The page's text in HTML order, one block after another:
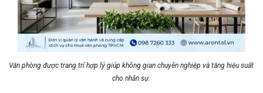
Văn phòng được trang trí hợp lý giúp không gian chuyên nghiệp và tăng hiệu suất
cho nhân sự.